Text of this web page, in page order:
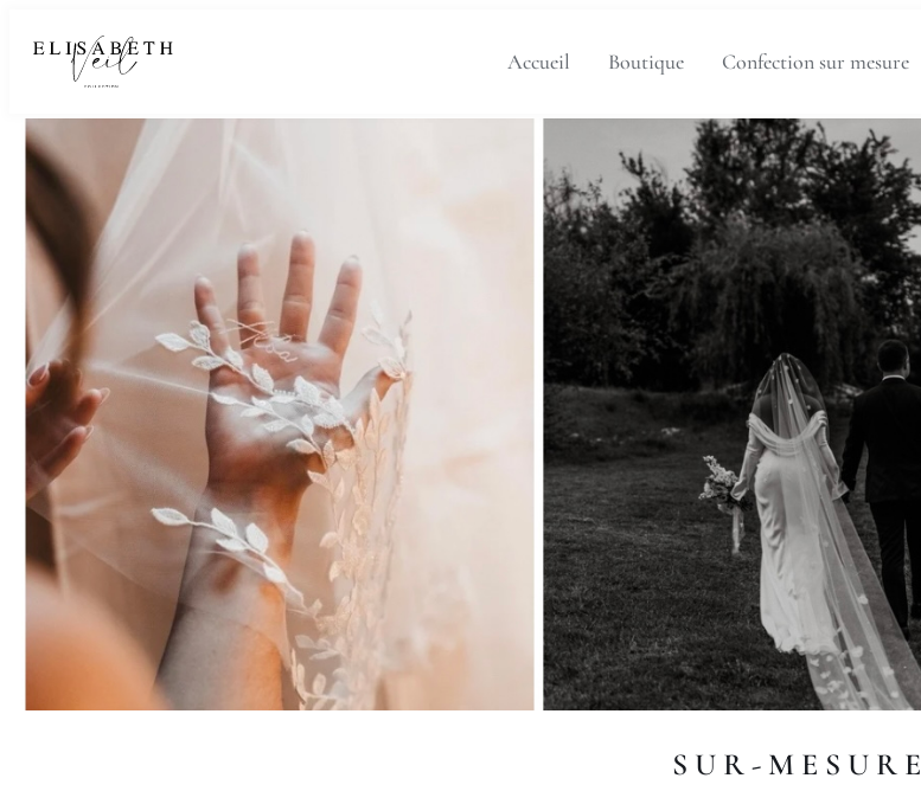
Accueil Boutique Confection sur mesure
De l’histoire à la création
S U R - M E S U R E